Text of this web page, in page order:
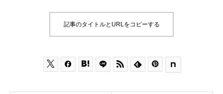
記事のタイトルとURLをコピーする
     